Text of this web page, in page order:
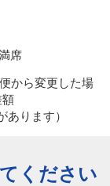
席
から変更した場
あります）
ください